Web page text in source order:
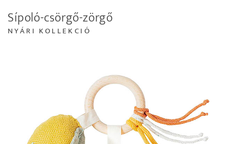
Sípoló-csörgő-zörgő
NYÁRI KOLLEKCIÓ